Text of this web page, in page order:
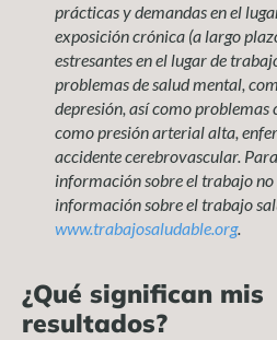
prácticas y demandas en el
exposición crónica (a largo
estresantes en el lugar de
problemas de salud mental,
depresión, así como problemas
como presión arterial alta,
accidente cerebrovascular.
información sobre el trabajo no
información sobre el trabajo
www.trabajosaludable.org.
¿Qué significan mis
resultados?